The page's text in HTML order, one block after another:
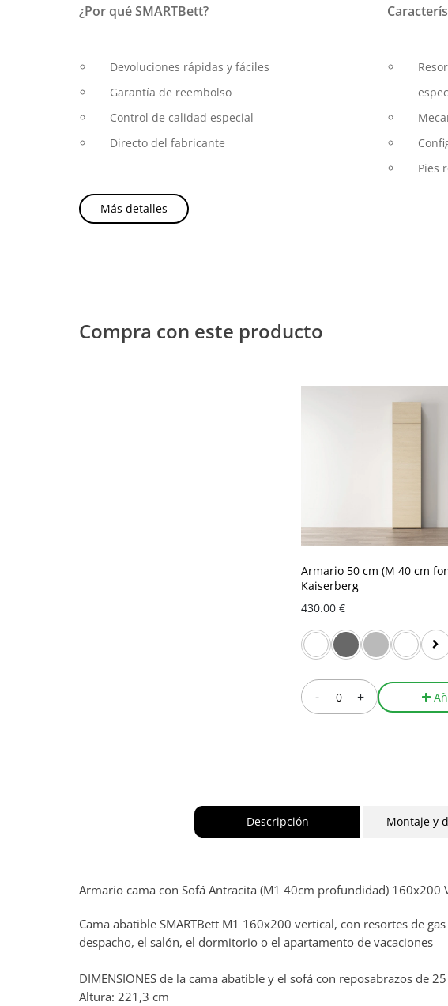
¿Por qué SMARTBett?
Devoluciones rápidas y fáciles
Garantía de reembolso
Control de calidad especial
Directo del fabricante
Pies
Más detalles
Compra con este producto
Armario 50 cm (M 40 cm
Kaiserberg
430.00 €
- +
Descripción Montaje y
Armario cama con Sofá Antracita (M1 40cm profundidad) 160x200
Cama abatible SMARTBett M1 160x200 vertical, con resortes de
despacho, el salón, el dormitorio o el apartamento de vacaciones
DIMENSIONES de la cama abatible y el sofá con reposabrazos de
Altura: 221,3 cm